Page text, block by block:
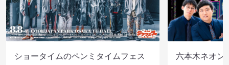
ショータイムのペンミタイムフェス
六本木ネオン